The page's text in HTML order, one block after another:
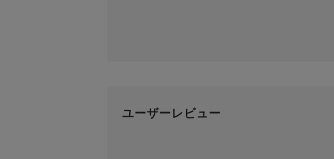
ユーザーレビュー